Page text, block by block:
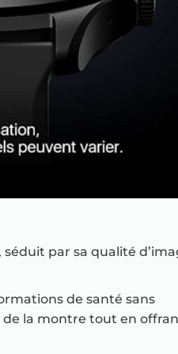
par sa qualité
de santé sans
de la montre tout en